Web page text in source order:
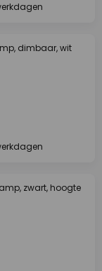
dimbaar, wit
zwart, hoogte